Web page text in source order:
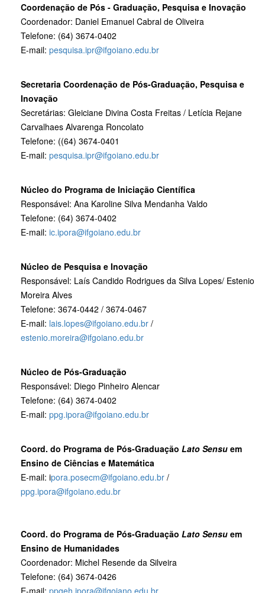
Coordenação de Pós - Graduação, Pesquisa e Inovação
Coordenador: Daniel Emanuel Cabral de Oliveira
Telefone: (64) 3674-0402
E-mail: pesquisa.ipr@ifgoiano.edu.br
Secretaria Coordenação de Pós-Graduação, Pesquisa e
Inovação
Secretárias: Gleiciane Divina Costa Freitas / Letícia Rejane
Carvalhaes Alvarenga Roncolato
Telefone: ((64) 3674-0401
E-mail: pesquisa.ipr@ifgoiano.edu.br
Núcleo do Programa de Iniciação Científica
Responsável: Ana Karoline Silva Mendanha Valdo
Telefone: (64) 3674-0402
E-mail: ic.ipora@ifgoiano.edu.br
Núcleo de Pesquisa e Inovação
Responsável: Laís Candido Rodrigues da Silva Lopes/ Estenio
Moreira Alves
Telefone: 3674-0442 / 3674-0467
E-mail: lais.lopes@ifgoiano.edu.br /
estenio.moreira@ifgoiano.edu.br
Núcleo de Pós-Graduação
Responsável: Diego Pinheiro Alencar
Telefone: (64) 3674-0402
E-mail: ppg.ipora@ifgoiano.edu.br
Coord. do Programa de Pós-Graduação Lato Sensu em
Ensino de Ciências e Matemática
E-mail: ipora.posecm@ifgoiano.edu.br /
ppg.ipora@ifgoiano.edu.br
Coord. do Programa de Pós-Graduação Lato Sensu em
Ensino de Humanidades
Coordenador: Michel Resende da Silveira
Telefone: (64) 3674-0426
E-mail: ppgeh.ipora@ifgoiano.edu.br